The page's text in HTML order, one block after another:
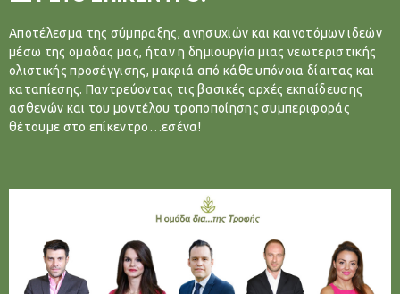
Αποτέλεσμα της σύμπραξης, ανησυχιών και καινοτόμων ιδεών
μέσω της ομαδας μας, ήταν η δημιουργία μιας νεωτεριστικής
ολιστικής προσέγγισης, μακριά από κάθε υπόνοια δίαιτας και
καταπίεσης. Παντρεύοντας τις βασικές αρχές εκπαίδευσης
ασθενών και του μοντέλου τροποποίησης συμπεριφοράς
θέτουμε στο επίκεντρο…εσένα!